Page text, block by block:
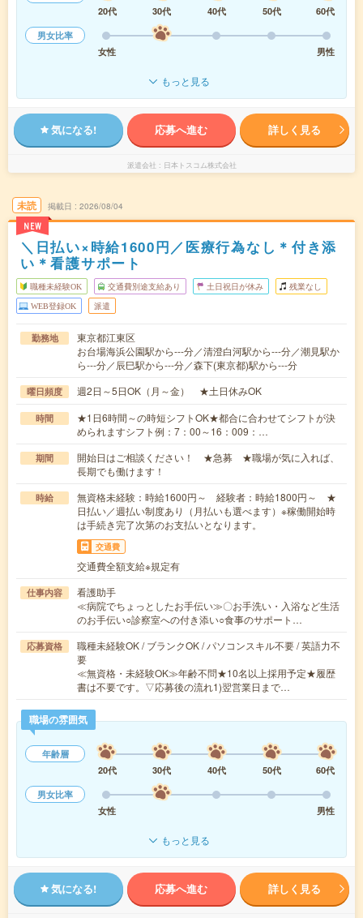
20代
30代 40代 50代
60代
男女比率
女性
男性
もっと見る
気になる! 応募へ進む 詳しく見る
派遣会社 日本トスコム株式会社
未読
NEW
掲載日 2026/08/04
＼日払い×時給1600円／医療行為なし＊付き添
い＊看護サポート
職種未経験OK 交通費別途支給あり 土日祝日が休み 残業なし
WEB登録OK 派遣
勤務地
東京都江東区
お台場海浜公園駅から---分／清澄白河駅から---分／潮見駅か
ら---分／辰巳駅から---分／森下(東京都)駅から---分
曜日頻度 週2日～5日OK（月～金） ★土日休みOK
時間
★1日6時間～の時短シフトOK★都合に合わせてシフトが決
められますシフト例：7：00～16：009：…
期間
開始日はご相談ください！ ★急募 ★職場が気に入れば、
長期でも働けます！
時給
無資格未経験：時給1600円～ 経験者：時給1800円～ ★
日払い／週払い制度あり（月払いも選べます）※稼働開始時
は手続き完了次第のお支払いとなります。
交通費
交通費全額支給※規定有
仕事内容
看護助手
≪病院でちょっとしたお手伝い≫〇お手洗い・入浴など生活
のお手伝い○診察室への付き添い○食事のサポート…
応募資格
職種未経験OK / ブランクOK / パソコンスキル不要 / 英語力不
要
≪無資格・未経験OK≫年齢不問★10名以上採用予定★履歴
書は不要です。▽応募後の流れ1)翌営業日まで…
職場の雰囲気
年齢層
20代
30代 40代 50代
60代
男女比率
女性
男性
もっと見る
気になる! 応募へ進む 詳しく見る